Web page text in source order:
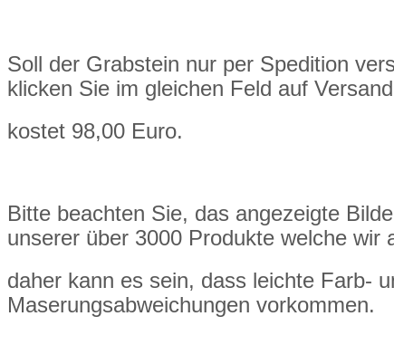
Soll der Grabstein nur per Spedition
klicken Sie im gleichen Feld auf
kostet 98,00 Euro.
Bitte beachten Sie, das angezeigte
unserer über 3000 Produkte welche wir
daher kann es sein, dass leichte Farb-
Maserungsabweichungen vorkommen.